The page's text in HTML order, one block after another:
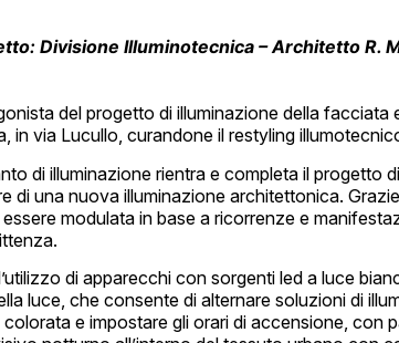
Divisione Illuminotecnica – Architetto R.
del progetto di illuminazione della facciata
in via Lucullo, curandone il restyling
di illuminazione rientra e completa il progetto
di una nuova illuminazione architettonica.
modulata in base a ricorrenze e
di apparecchi con sorgenti led a luce
luce, che consente di alternare soluzioni di
e impostare gli orari di accensione, con